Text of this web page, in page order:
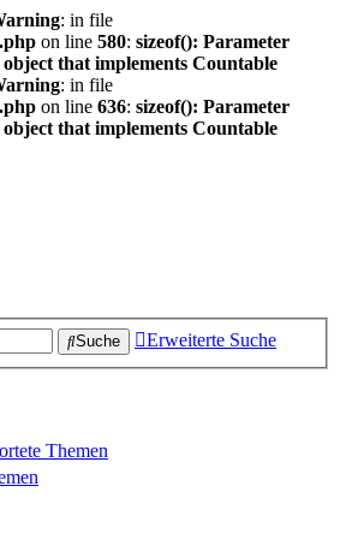
: in file
on line 580: sizeof(): Parameter
that implements Countable
: in file
on line 636: sizeof(): Parameter
that implements Countable
Suche Erweiterte Suche
Themen